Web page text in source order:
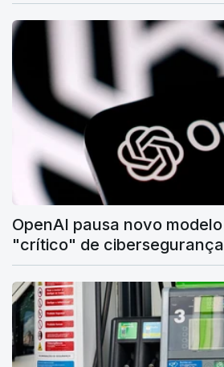
OpenAI pausa novo
"crítico" de cibersegurança